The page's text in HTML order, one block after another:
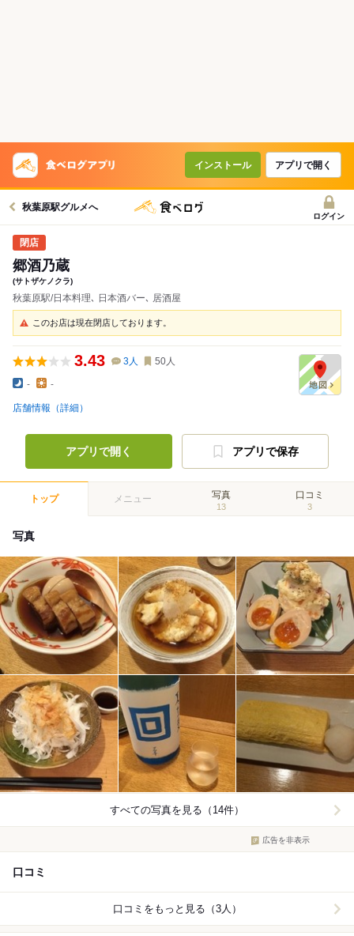
インストール アプリで開く
秋葉原駅グルメへ
ログイン
郷酒乃蔵
(サトザケノクラ)
秋葉原駅/日本料理､ 日本酒バー､ 居酒屋
このお店は現在閉店しております。
3.43 3人 50人
- -
店舗情報（詳細）
アプリで開く アプリで保存
トップ メニュー 写真
13
口コミ
3
写真
すべての写真を見る（14件）
広告を非表示
口コミ
口コミをもっと見る（3人）